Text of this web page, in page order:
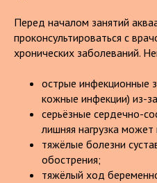
Перед началом занятий
проконсультироваться с
хронических заболеваний.
острые инфекционные
кожные инфекции) из-
серьёзные сердечно-
лишняя нагрузка
тяжёлые болезни
обострения;
тяжёлый ход